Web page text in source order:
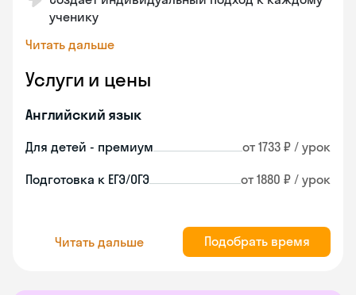
ученику
Читать дальше
Услуги и цены
Английский язык
Для детей - премиум от 1733 ₽ / урок
Подготовка к ЕГЭ/ОГЭ от 1880 ₽ / урок
Читать дальше Подобрать время